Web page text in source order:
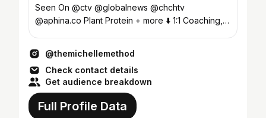
Seen On @ctv @globalnews @chchtv
@aphina.co Plant Protein + more ⬇️ 1:1 Coaching,
@themichellemethod
Check contact details
Get audience breakdown
Full Profile Data